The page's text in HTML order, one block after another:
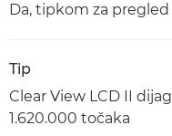
Da, tipkom za
Tip
Clear View LCD II
1.620.000 točaka